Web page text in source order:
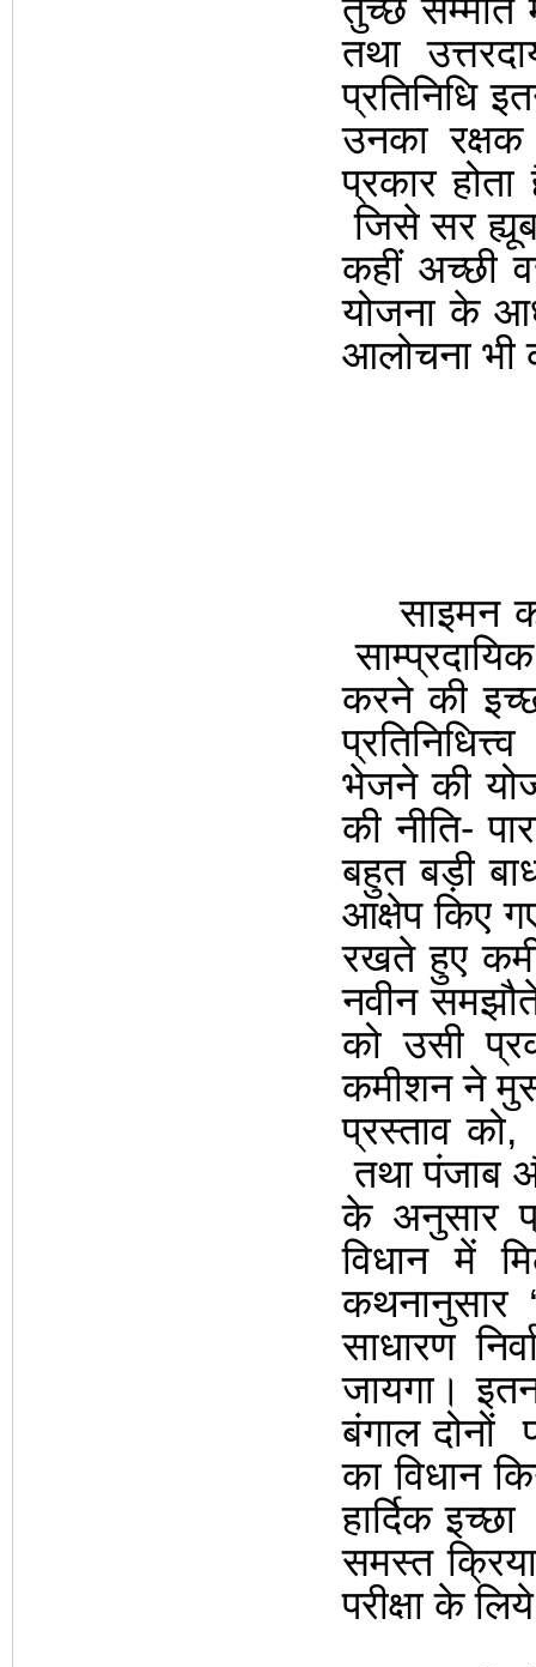
तुच्छ सम्मति
तथा
प्रतिनिधि
उनका
प्रकार
जिसे सर
कहीं अच्छी
योजना के
आलोचना भी
साइमन
करने की
भेजने की
की नीति-
बहुत बड़ी
आक्षेप किए
रखते हुए
नवीन
को उसी
कमीशन ने
प्रस्ताव को,
तथा पंजाब
के अनुसार
विधान में
कथनानुसार
साधारण
जायगा।
बंगाल दोनों
काविधान
हार्दिक इच्छा
समस्त
परीक्षा के